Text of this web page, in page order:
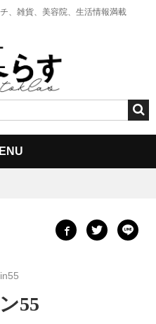
、雑貨、美容院、生活情報満載
55